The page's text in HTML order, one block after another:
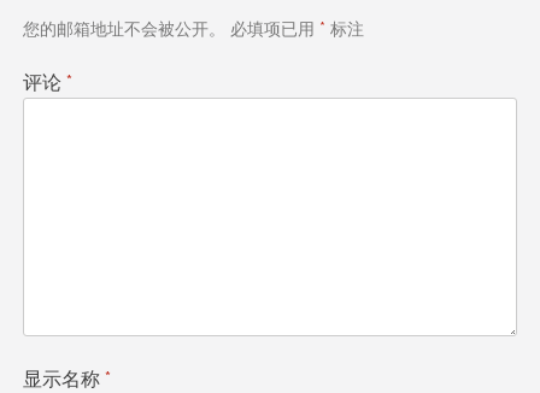
航
您的邮箱地址不会被公开。 必填项已用 * 标注
评论 *
显示名称 *